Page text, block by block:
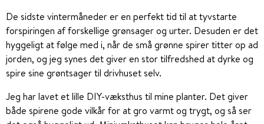
De sidste vintermåneder er en perfekt tid til at tyvstarte
forspiringen af forskellige grønsager og urter. Desuden er det
hyggeligt at følge med i, når de små grønne spirer titter op ad
jorden, og jeg synes det giver en stor tilfredshed at dyrke og
spire sine grøntsager til drivhuset selv.
Jeg har lavet et lille DIY-væksthus til mine planter. Det giver
både spirene gode vilkår for at gro varmt og trygt, og så ser